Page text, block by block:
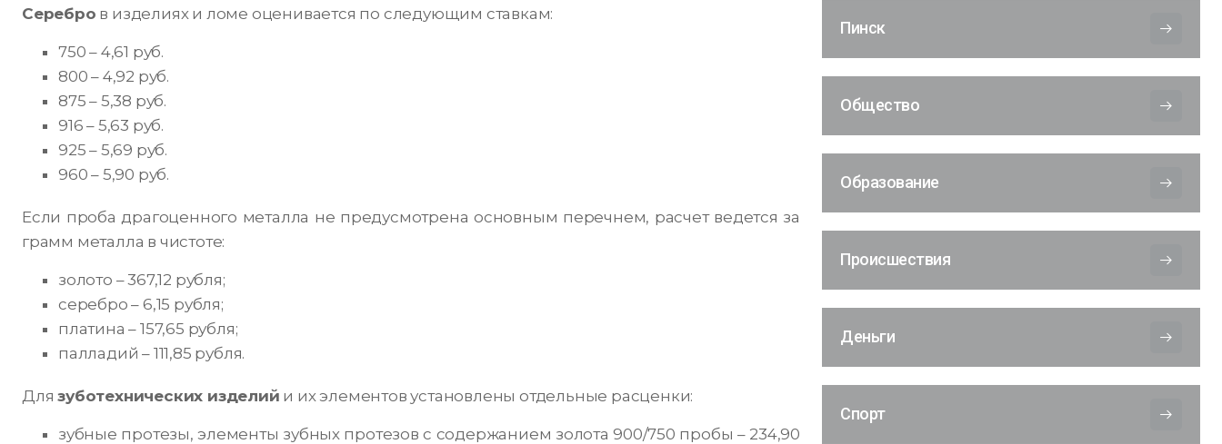
Серебро в изделиях и ломе оценивается по следующим ставкам:
750 – 4,61 руб.
800 – 4,92 руб.
875 – 5,38 руб.
916 – 5,63 руб.
925 – 5,69 руб.
960 – 5,90 руб.
Если проба драгоценного металла не предусмотрена основным перечнем, расчет ведется за
грамм металла в чистоте:
золото – 367,12 рубля;
серебро – 6,15 рубля;
платина – 157,65 рубля;
палладий – 111,85 рубля.
Длязуботехнических изделий и их элементов установлены отдельные расценки:
зубные протезы, элементы зубных протезов с содержанием золота 900/750 пробы – 234,90
Пинск
Общество
Образование
Происшествия
Деньги
Спорт